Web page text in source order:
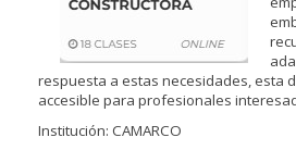
respuesta a estas necesidades, esta
accesible para profesionales
Institución: CAMARCO